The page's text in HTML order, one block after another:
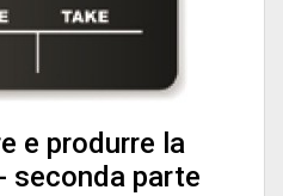
e produrre la
seconda parte